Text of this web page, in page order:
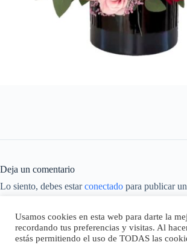
Deja un comentario
Lo siento, debes estarconectado para publicar
Este sitio usa Akismet para reducir el spam.
procesan los datos de tus comentarios.
Usamos cookies en esta web para darte la
recordando tus preferencias y visitas. Al
estás permitiendo el uso de TODAS las